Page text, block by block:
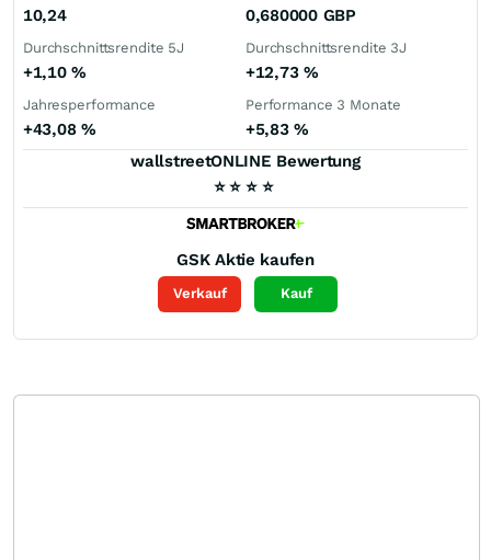
10,24 0,680000 GBP
Durchschnittsrendite 5J
+1,10%
Durchschnittsrendite 3J
+12,73 %
Jahresperformance
+43,08 %
Performance 3 Monate
+5,83%
wallstreetONLINE Bewertung
⭐ ⭐ ⭐ ⭐
GSK Aktie kaufen
Verkauf Kauf